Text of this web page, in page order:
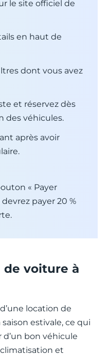
le site officiel de
en haut de
dont vous avez
et réservez dès
des véhicules.
après avoir
« Payer
payer 20 %
de voiture à
location de
estivale, ce qui
bon véhicule
et